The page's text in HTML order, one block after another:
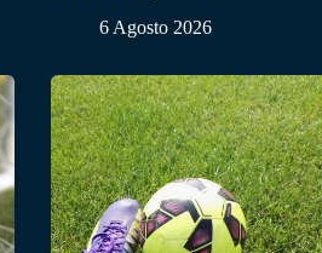
6 Agosto 2026